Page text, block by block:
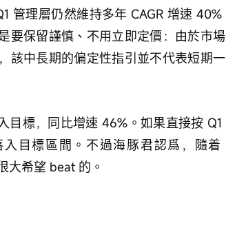
管理層仍然維持多年 CAGR 增速 40%
要保留謹慎、不用立即定價：由於市場
該中長期的偏定性指引並不代表短期一
目標，同比增速 46%。如果直接按 Q1
目標區間。不過海豚君認爲，隨着
大希望 beat 的。